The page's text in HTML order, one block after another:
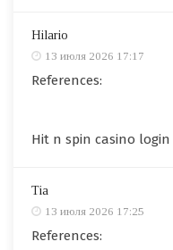
Hilario
13 июля 2026 17:17
References:
Hit n spin casino login
Tia
13 июля 2026 17:25
References: